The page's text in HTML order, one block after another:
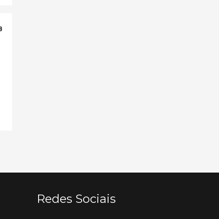
Redes Sociais